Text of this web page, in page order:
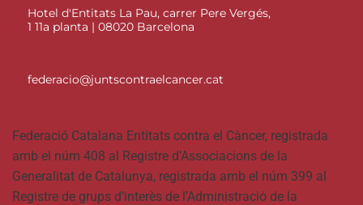
Hotel d'Entitats La Pau, carrer Pere Vergés,
1 11a planta | 08020 Barcelona
federacio@juntscontraelcancer.cat
Federació Catalana Entitats contra el Càncer, registrada
amb el núm 408 al Registre d’Associacions de la
Generalitat de Catalunya, registrada amb el núm 399 al
Registre de grups d’interès de l’Administració de la